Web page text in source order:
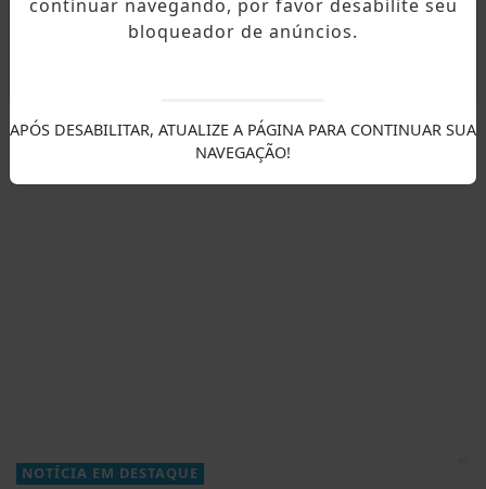
NOTÍCIA EM DESTAQUE
continuar navegando, por favor desabilite seu
bloqueador de anúncios.
APÓS DESABILITAR, ATUALIZE A PÁGINA PARA CONTINUAR SUA
NAVEGAÇÃO!